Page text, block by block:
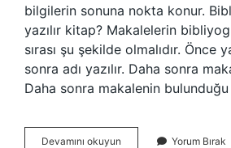
bilgilerin sonuna nokta konur.
yazılır kitap? Makalelerin
sırası şu şekilde olmalıdır. Önce
sonra adı yazılır. Daha sonra
Daha sonra makalenin
Devamını okuyun BibliyografikYorum Bırak